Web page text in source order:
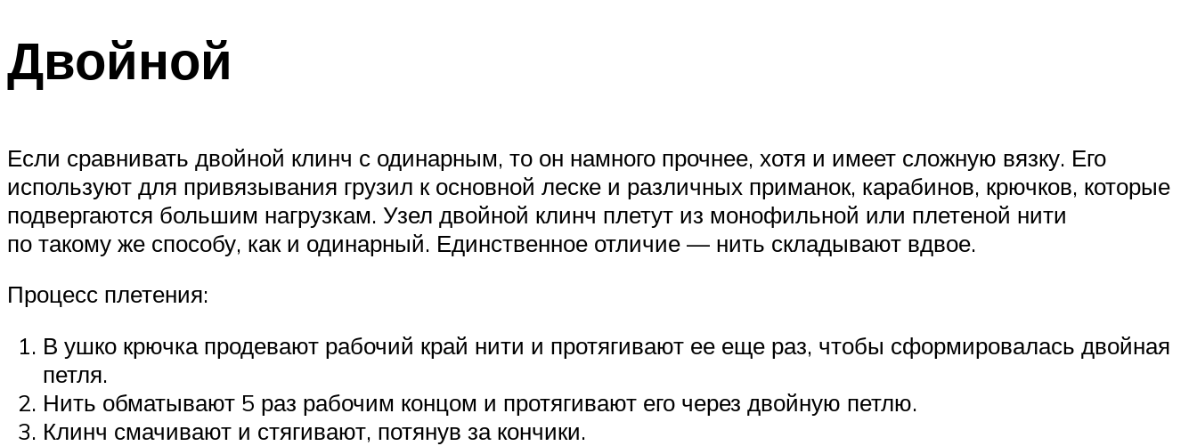
Двойной
Если сравнивать двойной клинч с одинарным, то он намного прочнее, хотя и имеет сложную вязку. Его
используют для привязывания грузил к основной леске и различных приманок, карабинов, крючков, которые
подвергаются большим нагрузкам. Узел двойной клинч плетут из монофильной или плетеной нити
по такому же способу, как и одинарный. Единственное отличие — нить складывают вдвое.
Процесс плетения:
В ушко крючка продевают рабочий край нити и протягивают ее еще раз, чтобы сформировалась двойная
петля.
Нить обматывают 5 раз рабочим концом и протягивают его через двойную петлю.
Клинч смачивают и стягивают, потянув за кончики.